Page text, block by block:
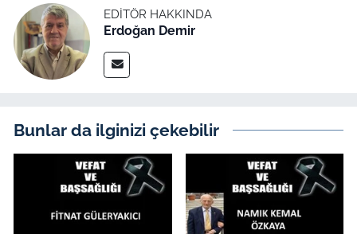
EDITÖR HAKKINDA
Erdoğan Demir
Bunlar da ilginizi çekebilir
English News
Canlı Maç
Genel-A
Gündem-Eğitim